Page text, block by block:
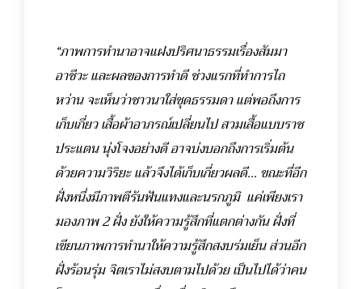
“ภาพการทำนาอาจแฝงปริศนาธรรมเรื่องสัมมา
อาชีวะ และผลของการทำดี ช่วงแรกที่ทำการไถ
หว่าน จะเห็นว่าชาวนาใส่ชุดธรรมดา แต่พอถึงการ
เก็บเกี่ยว เสื้อผ้าอาภรณ์เปลี่ยนไป สวมเสื้อแบบราช
ประแตน นุ่งโจงอย่างดี อาจบ่งบอกถึงการเริ่มต้น
ด้วยความวิริยะ แล้วจึงได้เก็บเกี่ยวผลดี… ขณะที่อีก
ฝั่งหนึ่งมีภาพตีรันฟันแทงและนรกภูมิ แค่เพียงเรา
มองภาพ 2 ฝั่ง ยังให้ความรู้สึกที่แตกต่างกัน ฝั่งที่
เขียนภาพการทำนาให้ความรู้สึกสงบร่มเย็น ส่วนอีก
ฝั่งร้อนรุ่ม จิตเราไม่สงบตามไปด้วย เป็นไปได้ว่าคน